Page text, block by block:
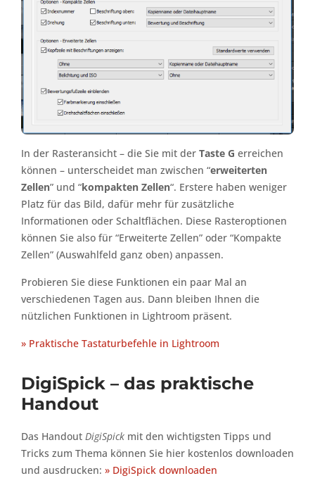
In der Rasteransicht – die Sie mit der Taste G erreichen
können – unterscheidet man zwischen “erweiterten
Zellen” und “kompakten Zellen“. Erstere haben weniger
Platz für das Bild, dafür mehr für zusätzliche
Informationen oder Schaltflächen. Diese Rasteroptionen
können Sie also für “Erweiterte Zellen” oder “Kompakte
Zellen” (Auswahlfeld ganz oben) anpassen.
Probieren Sie diese Funktionen ein paar Mal an
verschiedenen Tagen aus. Dann bleiben Ihnen die
nützlichen Funktionen in Lightroom präsent.
» Praktische Tastaturbefehle in Lightroom
DigiSpick – das praktische
Handout
Das Handout DigiSpick mit den wichtigsten Tipps und
Tricks zum Thema können Sie hier kostenlos downloaden
und ausdrucken: » DigiSpick downloaden